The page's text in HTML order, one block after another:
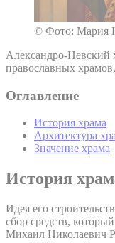
© Фото: Мария
Александро-Невский
православных
Оглавление
История храма
Архитектура
Значение храма
История
Идея его
сбор средств,
Михаил Николаевич